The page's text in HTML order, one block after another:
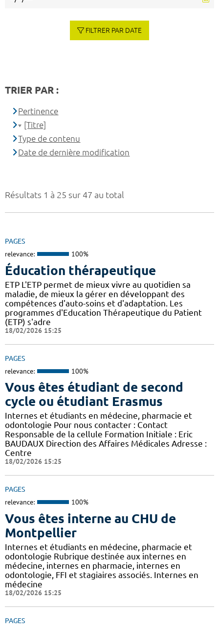
Résultats 1 à 25 sur 47 au total
PAGES
relevance: 100%
Éducation thérapeutique
ETP L'ETP permet de mieux vivre au quotidien sa
maladie, de mieux la gérer en développant des
compétences d'auto-soins et d'adaptation. Les
programmes d'Education Thérapeutique du Patient
(ETP) s'adre
18/02/2026 15:25
PAGES
relevance: 100%
Vous êtes étudiant de second
cycle ou étudiant Erasmus
Internes et étudiants en médecine, pharmacie et
odontologie Pour nous contacter : Contact
Responsable de la cellule Formation Initiale : Eric
BAUDAUX Direction des Affaires Médicales Adresse :
Centre
18/02/2026 15:25
PAGES
relevance: 100%
Vous êtes interne au CHU de
Montpellier
Internes et étudiants en médecine, pharmacie et
odontologie Rubrique destinée aux internes en
médecine, internes en pharmacie, internes en
odontologie, FFI et stagiaires associés. Internes en
médecine
18/02/2026 15:25
PAGES
FILTRER PAR DATE
TRIER PAR :
Pertinence
[Titre]
Type de contenu
Date de dernière modification